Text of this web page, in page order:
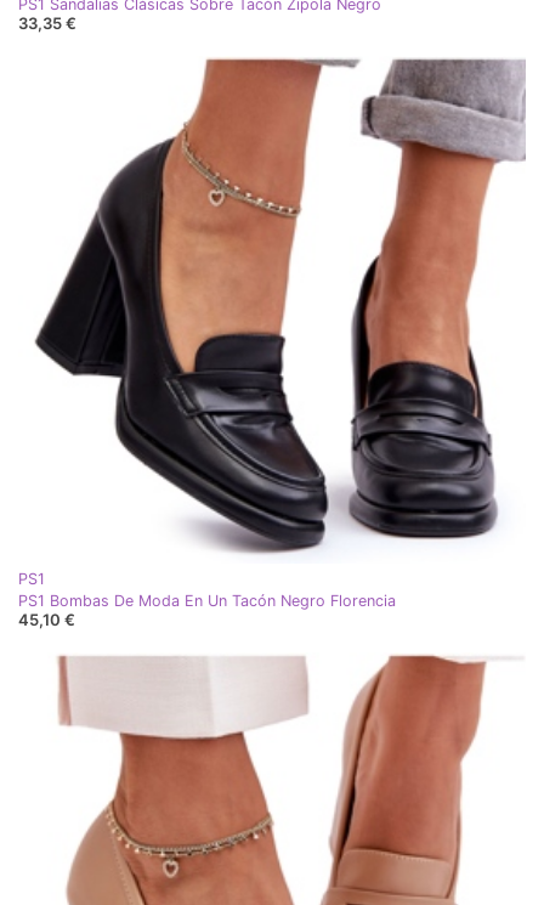
PS1 Sandalias Clásicas Sobre Tacón Zipola Negro
33,35 €
PS1
PS1 Bombas De Moda En Un Tacón Negro Florencia
45,10 €